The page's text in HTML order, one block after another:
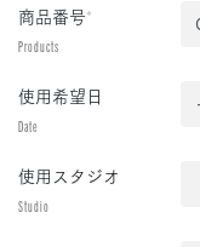
商品番号*
Products
使用希望日
Date
使用スタジオ
Studio